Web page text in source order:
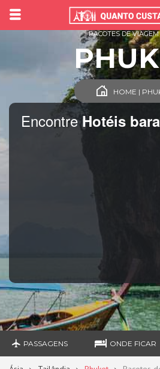
EncontreHotéis
PACOTES DE
HOME |
PASSAGENS ONDE FICAR